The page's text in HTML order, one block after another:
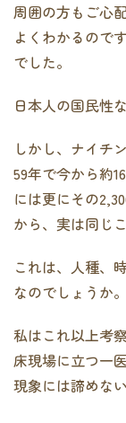
周囲の方もご心
よくわかるので
でした。
日本人の国民性
しかし、ナイチ
59年で今から約
には更にその
から、実は同じ
これは、人種、
なのでしょうか。
私はこれ以上考
床現場に立つ一
現象には諦めな